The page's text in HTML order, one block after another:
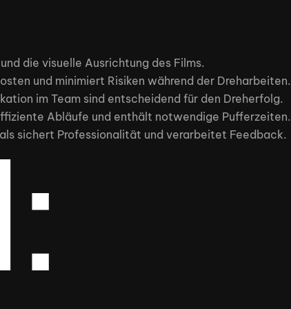
die visuelle Ausrichtung des Films.
und minimiert Risiken während der Dreharbeiten.
im Team sind entscheidend für den Dreherfolg.
Abläufe und enthält notwendige Pufferzeiten.
sichert Professionalität und verarbeitet Feedback.